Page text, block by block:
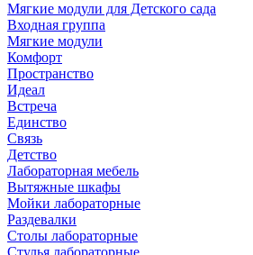
Мягкие модули для Детского сада
Входная группа
Мягкие модули
Комфорт
Пространство
Идеал
Встреча
Единство
Связь
Детство
Лабораторная мебель
Вытяжные шкафы
Мойки лабораторные
Раздевалки
Столы лабораторные
Стулья лабораторные